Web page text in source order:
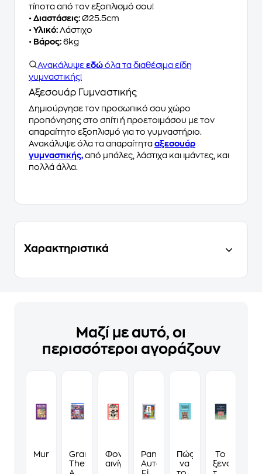
τίποτα από τον εξοπλισμό σου!
• Διαστάσεις: Ø25.5cm
• Υλικό: Λάστιχο
• Βάρος: 6kg
Ανακάλυψε εδώ όλα τα διαθέσιμα είδη
γυμναστικής!
Αξεσουάρ Γυμναστικής
Δημιούργησε τον προσωπικό σου χώρο
προπόνησης στο σπίτι ή προετοιμάσου με τον
απαραίτητο εξοπλισμό για το γυμναστήριο.
Ανακάλυψε όλα τα απαραίτητα αξεσουάρ
γυμναστικής, από μπάλες, λάστιχα και ιμάντες, και
πολλά άλλα.
Χαρακτηριστικά
Μαζί με αυτό, οι
περισσότεροι αγοράζουν
MurdokuGrand
Theft
Φονικά
αινίγματα
Panini
Αυτοκόλλητα
Πώς
να
Το
ξενοδοχείο